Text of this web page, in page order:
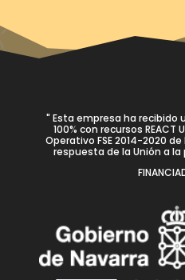
" Esta empresa ha recibido
100% con recursos REACT
Operativo FSE 2014-2020
respuesta de la Unión a la